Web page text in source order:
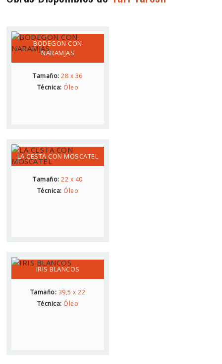
BODEGON CON
NARAMJAS
Tamaño: 28 x 36
Técnica: Óleo
LA CESTA CON MOSCATEL
Tamaño: 22 x 40
Técnica: Óleo
IRIS BLANCOS
Tamaño: 39,5 x 22
Técnica: Óleo